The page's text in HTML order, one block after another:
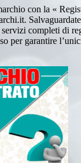
con la «
completi di
per garantire